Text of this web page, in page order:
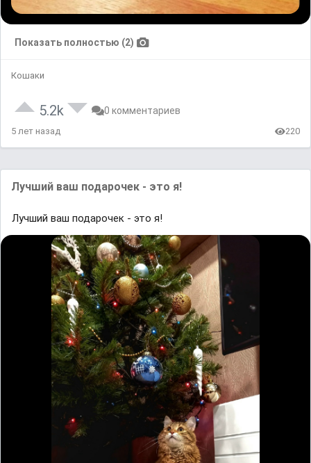
Показать полностью (2)
Кошаки
5.2k 0 комментариев
5 лет назад 220
Лучший ваш подарочек - это я!
Лучший ваш подарочек - это я!